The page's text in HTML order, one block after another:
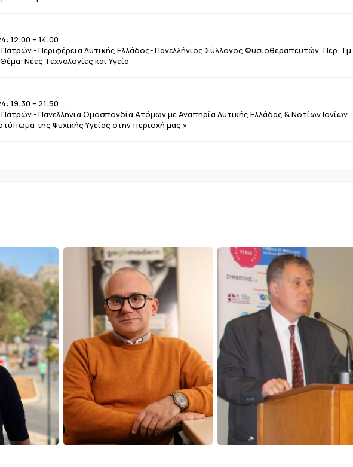
12:00 – 14:00
Πατρών - Περιφέρεια Δυτικής Ελλάδος- Πανελλήνιος Σύλλογος Φυσιοθεραπευτών, Περ. Τμ.
Νέες Τεχνολογίες και Υγεία
19:30 – 21:50
Πατρών - Πανελλήνια Ομοσπονδία Ατόμων με Αναπηρία Δυτικής Ελλάδας & Νοτίων Ιονίων
της Ψυχικής Υγείας στην περιοχή μας »